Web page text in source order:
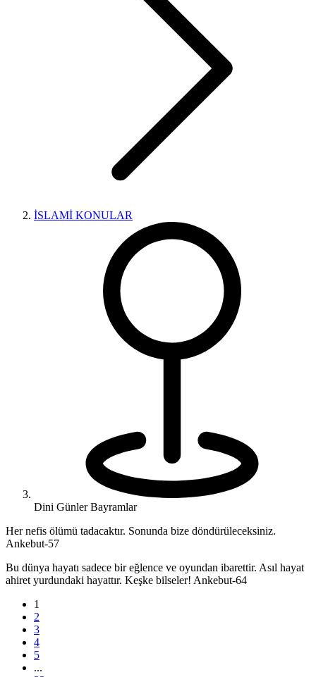
İSLAMİ KONULAR
Dini Günler Bayramlar
Her nefis ölümü tadacaktır. Sonunda bize döndürüleceksiniz.
Ankebut-57
Bu dünya hayatı sadece bir eğlence ve oyundan ibarettir. Asıl hayat
ahiret yurdundaki hayattır. Keşke bilseler! Ankebut-64
1
2
3
4
5
...